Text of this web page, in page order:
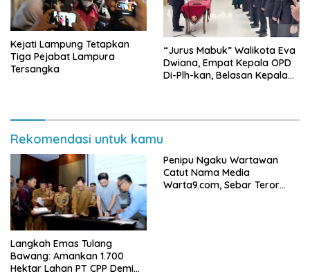
Kejati Lampung Tetapkan
Tiga Pejabat Lampura
Tersangka
“Jurus Mabuk” Walikota Eva
Dwiana, Empat Kepala OPD
Di-Plh-kan, Belasan Kepala
Rekomendasi untuk kamu
Langkah Emas Tulang
Bawang: Amankan 1.700
Hektar Lahan PT CPP Demi
Penipu Ngaku Wartawan
Catut Nama Media
Warta9.com, Sebar Teror